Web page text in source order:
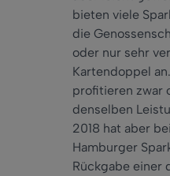
bieten viele
die
oder nur sehr
Kartendoppel
profitieren zwar
denselben
2018 hat aber
Hamburger
Rückgabe einer